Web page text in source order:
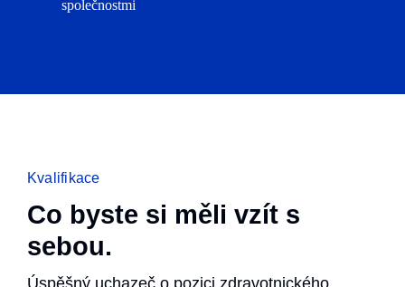
společnostmi
Kvalifikace
Co byste si měli vzít s
sebou.